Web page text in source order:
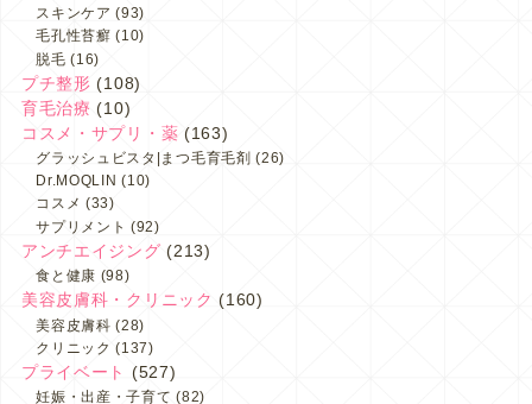
スキンケア (93)
毛孔性苔癬 (10)
脱毛 (16)
プチ整形 (108)
育毛治療 (10)
コスメ・サプリ・薬 (163)
グラッシュビスタ|まつ毛育毛剤 (26)
Dr.MOQLIN (10)
コスメ (33)
サプリメント (92)
アンチエイジング (213)
食と健康 (98)
美容皮膚科・クリニック (160)
美容皮膚科 (28)
クリニック (137)
プライベート (527)
妊娠・出産・子育て (82)